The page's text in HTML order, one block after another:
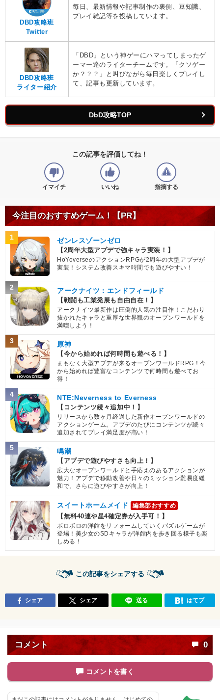
DBD攻略班
Twitter
毎日、最新情報や記事制作の裏側、豆知識、
プレイ雑記等を投稿しています。
DBD攻略班
ライター紹介
「DBD」という神ゲーにハマってしまったゲ
ーマー達のライターチームです。「クソゲー
か？？？」と叫びながら毎日楽しくプレイし
て、記事も更新しています。
DbD攻略TOP
この記事を評価してね！
イマイチ いいね 指摘する
今注目のおすすめゲーム！【PR】
1 ゼンレスゾーンゼロ
【2周年大型アプデで強キャラ実装！】
HoYoverseのアクションRPGが2周年の大型アプデが
実装！システム改善スキマ時間でも遊びやすい！
2 アークナイツ：エンドフィールド
【戦闘も工業発展も自由自在！】
アークナイツ最新作は圧倒的人気の注目作！こだわり
抜かれたキャラと重厚な世界観のオープンワールドを
満喫しよう！
3 原神
【今から始めれば何時間も遊べる！】
まもなく大型アプデが来るオープンワールドRPG！今
から始めれば豊富なコンテンツで何時間も遊べてお
得！
4 NTE:Neverness to Everness
【コンテンツ続々追加中！】
リリースから数ヶ月経過した新作オープンワールドの
アクションゲーム。アプデのたびにコンテンツが続々
追加されてプレイ満足度が高い！
5 鳴潮
【アプデで遊びやすさも向上！】
広大なオープンワールドと手応えのあるアクションが
魅力！アプデで移動改善や日々のミッション難易度緩
和で、さらに遊びやすさが向上！
スイートホームメイド 編集部おすすめ
【無料40連や星4確定券が入手可！】
ボロボロの洋館をリフォームしていくパズルゲームが
登場！美少女のSDキャラが洋館内を歩き回る様子も楽
しめる！
この記事をシェアする
シェア シェア 送る はてブ
コメント 0
コメントを書く